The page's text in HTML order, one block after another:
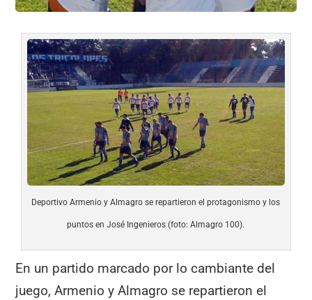
Deportivo Armenio y Almagro se repartieron el protagonismo y los
puntos en José Ingenieros (foto: Almagro 100).
En un partido marcado por lo cambiante del
juego, Armenio y Almagro se repartieron el